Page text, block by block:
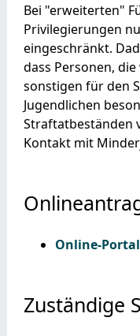
Bei "erweiterten"
Privilegierungen
eingeschränkt.
dass Personen,
sonstigen für den
Jugendlichen
Straftatbeständen
Kontakt mit
Online-
Zuständige